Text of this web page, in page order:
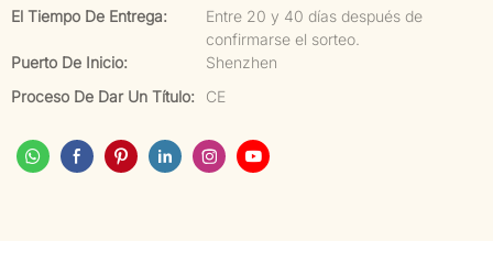
El Tiempo De Entrega:
Entre 20 y 40 días después de
confirmarse el sorteo.
Puerto De Inicio:
Shenzhen
Proceso De Dar Un Título:
CE